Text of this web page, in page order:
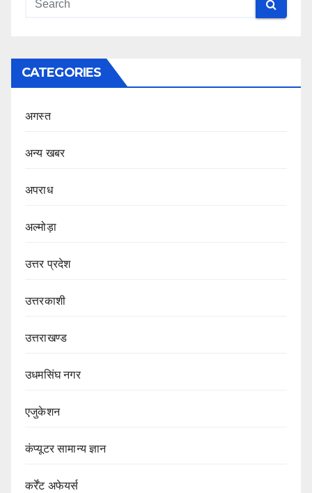
CATEGORIES
अगस्त
अन्य खबर
अपराध
अल्मोड़ा
उत्तर प्रदेश
उत्तरकाशी
उत्तराखण्ड
उधमसिंघ नगर
एजुकेशन
कंप्यूटर सामान्य ज्ञान
कर्रेंट अफेयर्स